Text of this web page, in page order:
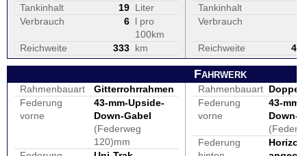
Tankinhalt
19 Liter
Verbrauch
6 l pro
100km
Reichweite
333 km
Tankinhalt
Verbrauch
Reichweite 404
Fahrwerk
Rahmenbauart
Gitterrohrrahmen
Federung
vorne
43-mm-Upside-
Down-Gabel
(Federweg
120)mm
Rahmenbauart
Federung
vorne
43-mm-
Down-
Federung